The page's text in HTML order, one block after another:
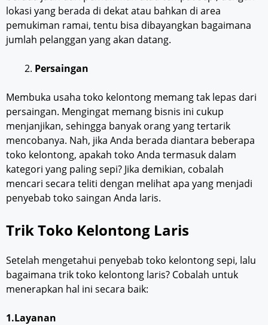
lokasi yang berada di dekat atau bahkan di area
pemukiman ramai, tentu bisa dibayangkan bagaimana
jumlah pelanggan yang akan datang.
Persaingan
Membuka usaha toko kelontong memang tak lepas dari
persaingan. Mengingat memang bisnis ini cukup
menjanjikan, sehingga banyak orang yang tertarik
mencobanya. Nah, jika Anda berada diantara beberapa
toko kelontong, apakah toko Anda termasuk dalam
kategori yang paling sepi? Jika demikian, cobalah
mencari secara teliti dengan melihat apa yang menjadi
penyebab toko saingan Anda laris.
Trik Toko Kelontong Laris
Setelah mengetahui penyebab toko kelontong sepi, lalu
bagaimana trik toko kelontong laris? Cobalah untuk
menerapkan hal ini secara baik:
1.Layanan